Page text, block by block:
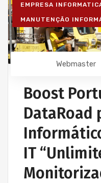
EMPRESA
MANUTENÇÃO
Webmaster
Boost
DataRoad
IT